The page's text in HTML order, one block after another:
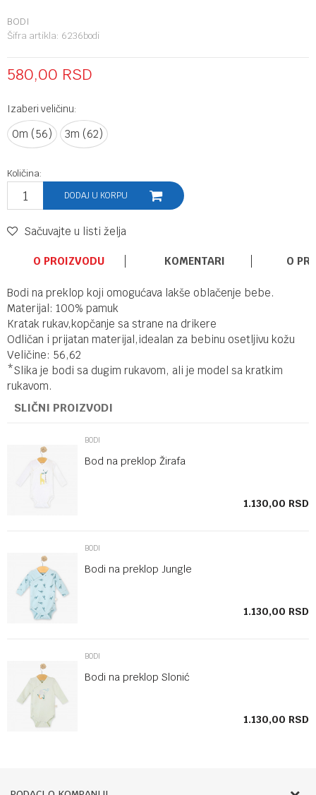
BODI
Šifra artikla: 6236bodi
580,00 RSD
Izaberi veličinu:
0m (56) 3m (62)
Količina:
DODAJ U KORPU
Sačuvajte u listi želja
O PROIZVODU KOMENTARI O
Bodi na preklop koji omogućava lakše oblačenje bebe.
Materijal: 100% pamuk
Kratak rukav,kopčanje sa strane na drikere
Odličan i prijatan materijal,idealan za bebinu osetljivu kožu
Veličine: 56,62
*Slika je bodi sa dugim rukavom, ali je model sa kratkim
rukavom.
SLIČNI PROIZVODI
BODI
Bod na preklop Žirafa
1.130,00 RSD
BODI
Bodi na preklop Jungle
1.130,00 RSD
BODI
Bodi na preklop Slonić
1.130,00 RSD